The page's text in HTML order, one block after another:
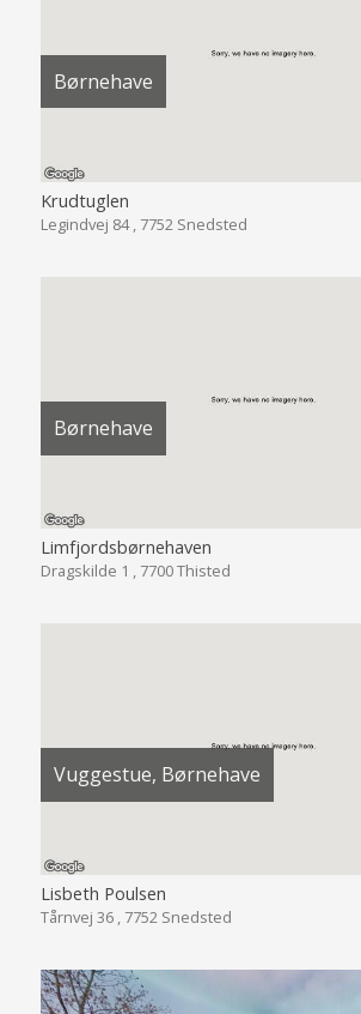
Børnehave
Krudtuglen
Legindvej 84 , 7752 Snedsted
Børnehave
Limfjordsbørnehaven
Dragskilde 1 , 7700 Thisted
Vuggestue, Børnehave
Lisbeth Poulsen
Tårnvej 36 , 7752 Snedsted